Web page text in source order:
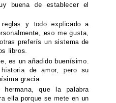
buena de establecer el
y todo explicado a
eso me gusta,
preferís un sistema de
libros.
es un añadido buenísimo.
de amor, pero su
gracia.
que la palabra
ella porque se mete en un